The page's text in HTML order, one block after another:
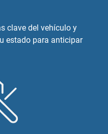
clave del vehículo y
estado para anticipar